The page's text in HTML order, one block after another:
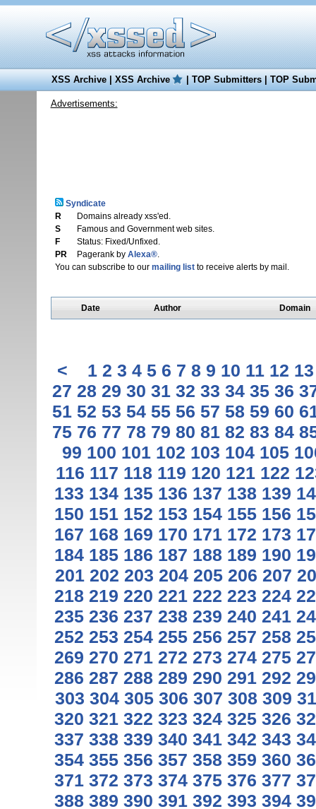
XSS Archive|XSS Archive |TOP Submitters|TOP
Advertisements:
Syndicate
R
Domains already xss'ed.
S
Famous and Government web sites.
F
Status: Fixed/Unfixed.
PR
Pagerank by Alexa®.
You can subscribe to our mailing listto receive alerts by mail.
Date Author Domain
< 1 2 3 4 5 6 7 8 9 10 11 12 13
27 28 29 30 31 32 33 34 35 36
51 52 53 54 55 56 57 58 59 60
75 76 77 78 79 80 81 82 83 84
99 100 101 102 103 104 105
116 117 118 119 120 121 122
133 134 135 136 137 138 139
150 151 152 153 154 155 156
167 168 169 170 171 172 173
184 185 186 187 188 189 190
201 202 203 204 205 206 207
218 219 220 221 222 223 224
235 236 237 238 239 240 241
252 253 254 255 256 257 258
269 270 271 272 273 274 275
286 287 288 289 290 291 292
303 304 305 306 307 308 309
320 321 322 323 324 325 326
337 338 339 340 341 342 343
354 355 356 357 358 359 360
371 372 373 374 375 376 377
388 389 390 391 392 393 394